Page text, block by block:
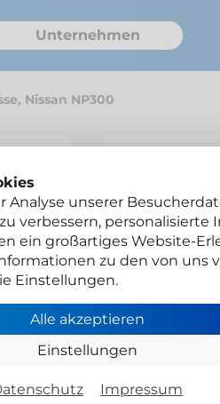
Unternehmen
Nissan NP300
Ariva
Verstärkte
Ariva-
Gesamtpreis
Analyse unserer
verbessern, personalisierte
ein großartiges Website-
zu den von uns
Einstellungen.
Alle akzeptieren
Einstellungen
Impressum